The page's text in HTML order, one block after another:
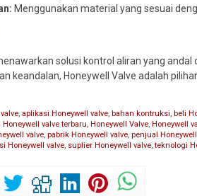
Menggunakan material yang sesuai
solusi kontrol aliran yang
keandalan, Honeywell Valve adalah
,aplikasi Honeywell valve,bahan kontruksi,beli
Honeywell valve terbaru,Honeywell Valve,Honeywell
valve,pabrik Honeywell valve,penjual
Honeywell valve,suplier Honeywell valve,teknologi